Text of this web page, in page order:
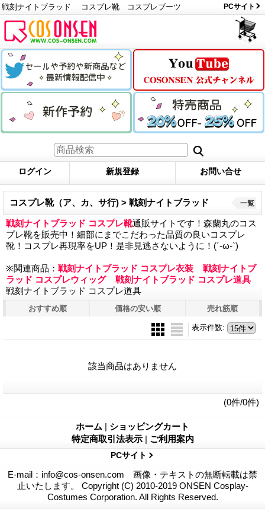
戦刻ナイトブラッド コスプレ靴 コスプレブーツ PCサイト
ログイン 新規登録 お問い合せ
コスプレ靴（ア、カ、サ行) > 戦刻ナイトブラッド
戦刻ナイトブラッド コスプレ靴通販サイトです！森蘭丸のコス
プレ靴を販売中！細部にまでこだわった品質の良いコスプレ
靴！コスプレ再現率をUP！是非見逃さないように！(´-ω-`)
※関連商品： 戦刻ナイトブラッド コスプレ衣装
戦刻ナイトブ
ラッド コスプレウィッグ
戦刻ナイトブラッド コスプレ道具
戦刻ナイトブラッド コスプレ道具
一覧
おすすめ順 価格の安い順 売れ筋順
表示件数:
該当商品はありません
(0件/0件)
ホーム | ショッピングカート
特定商取引法表示 | ご利用案内
PCサイト
E-mail：info@cos-onsen.com 画像・テキストの無断転載は禁
止いたします。 Copyright (C) 2010-2019 ONSEN Cosplay-
Costumes Corporation. All Rights Reserved.